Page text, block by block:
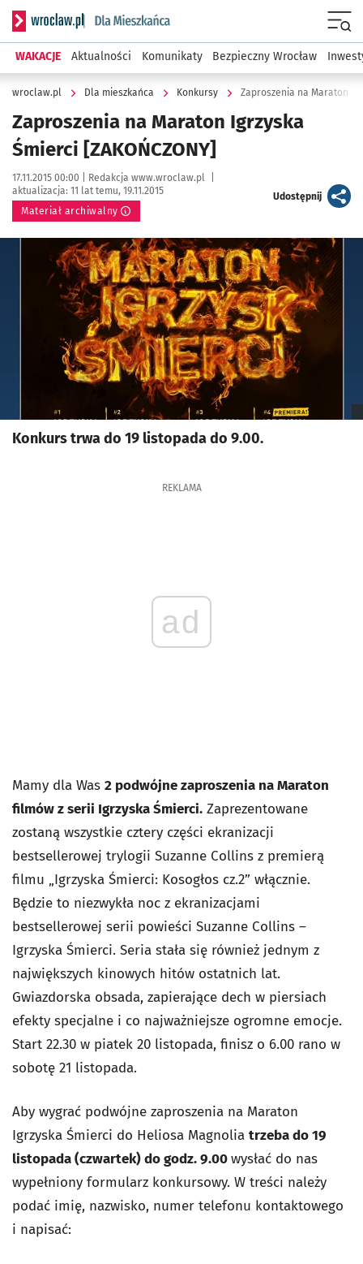
Serwis informacyjny wroclaw.pl podserwis: Dla mieszkańca
WAKACJE Aktualności Komunikaty Bezpieczny Wrocław
wroclaw.pl Dla mieszkańca Konkursy Zaproszenia na Maraton
Zaproszenia na Maraton Igrzyska
Śmierci [ZAKOŃCZONY]
Data publikacji:
17.11.2015 00:00 | Autor:
Redakcja www.wroclaw.pl
aktualizacja: 11 lat temu, 19.11.2015
Materiał archiwalny
Udostępnijartykuł
Kliknij, aby powiększyć
Konkurs trwa do 19 listopada do 9.00.
REKLAMA
ad
Mamy dla Was 2 podwójne zaproszenia na Maraton
filmów z serii Igrzyska Śmierci. Zaprezentowane
zostaną wszystkie cztery części ekranizacji
bestsellerowej trylogii Suzanne Collins z premierą
filmu „Igrzyska Śmierci: Kosogłos cz.2” włącznie.
Będzie to niezwykła noc z ekranizacjami
bestsellerowej serii powieści Suzanne Collins –
Igrzyska Śmierci. Seria stała się również jednym z
największych kinowych hitów ostatnich lat.
Gwiazdorska obsada, zapierające dech w piersiach
efekty specjalne i co najważniejsze ogromne emocje.
Start 22.30 w piatek 20 listopada, finisz o 6.00 rano w
sobotę 21 listopada.
Aby wygrać podwójne zaproszenia na Maraton
Igrzyska Śmierci do Heliosa Magnolia trzeba do 19
listopada (czwartek) do godz. 9.00wysłać do nas
wypełniony formularz konkursowy. W treści należy
podać imię, nazwisko, numer telefonu kontaktowego
i napisać: